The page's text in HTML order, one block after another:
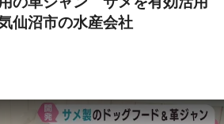
仙沼市の水産会社